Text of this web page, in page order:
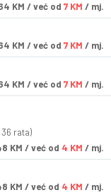
KM / već od 7 KM / mj.
KM / već od 7 KM / mj.
KM / već od 7 KM / mj.
rata)
KM / već od 4 KM / mj.
KM / već od 4 KM / mj.